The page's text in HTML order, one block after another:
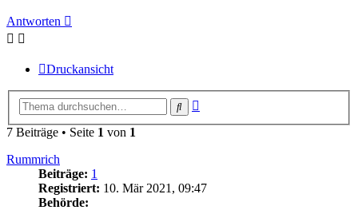
Antworten
Druckansicht
Suche
7 Beiträge • Seite 1 von 1
Rummrich
Beiträge: 1
Registriert: 10. Mär 2021, 09:47
Behörde: